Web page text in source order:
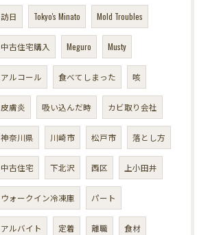
訪日 Tokyo's Minato Mold Troubles
中古住宅購入 Meguro Musty
アルコール 食べてしまった 咳
皮膚炎 吸い込んだ時 カビ取り会社
神奈川県 川崎市 松戸市 落とし方
中古住宅 下北沢 西区 上小田井
ウォークイン冷凍庫 パート
アルバイト 定着 離職 食材